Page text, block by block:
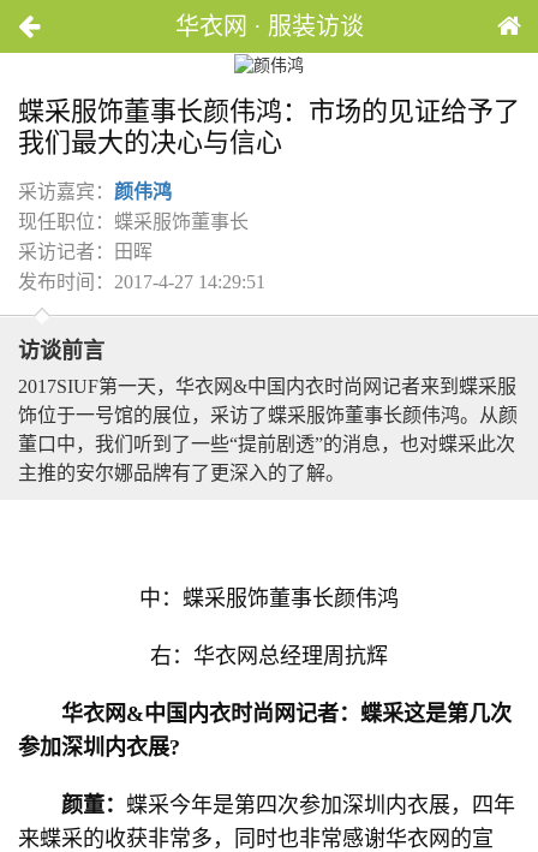
华衣网 · 服装访谈
蝶采服饰董事长颜伟鸿：市场的见证给予了
我们最大的决心与信心
采访嘉宾： 颜伟鸿
现任职位：蝶采服饰董事长
采访记者：田晖
发布时间：2017-4-27 14:29:51
访谈前言
2017SIUF第一天，华衣网&中国内衣时尚网记者来到蝶采服
饰位于一号馆的展位，采访了蝶采服饰董事长颜伟鸿。从颜
董口中，我们听到了一些“提前剧透”的消息，也对蝶采此次
主推的安尔娜品牌有了更深入的了解。
中：蝶采服饰董事长颜伟鸿
右：华衣网总经理周抗辉
华衣网&中国内衣时尚网记者：蝶采这是第几次
参加深圳内衣展?
颜董： 蝶采今年是第四次参加深圳内衣展，四年
来蝶采的收获非常多，同时也非常感谢华衣网的宣